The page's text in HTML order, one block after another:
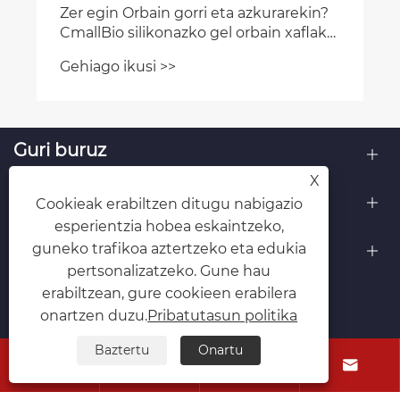
Zer egin Orbain gorri eta azkurarekin?
CmallBio silikonazko gel orbain xaflak
Gehiago ikusi >>
Guri buruz
Produktuak
Jarri gurekin harremanetan
JARRAI GAITZAZU
 
X
Cookieak erabiltzen ditugu nabigazio
esperientzia hobea eskaintzeko,
guneko trafikoa aztertzeko eta edukia
pertsonalizatzeko. Gune hau
erabiltzean, gure cookieen erabilera
onartzen duzu.Pribatutasun politika
Baztertu Onartu